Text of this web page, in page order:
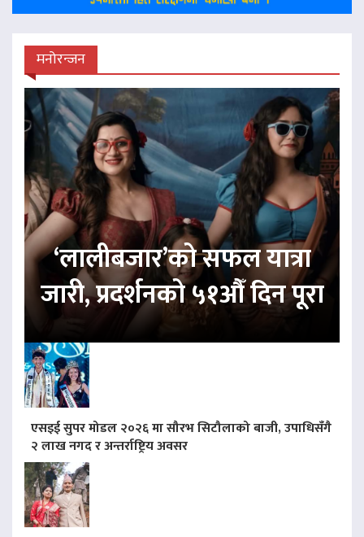
मनोरन्जन
‘लालीबजार’को सफल यात्रा
जारी, प्रदर्शनको ५१औँ दिन पूरा
एसइई सुपर मोडल २०२६ मा सौरभ सिटौलाको बाजी, उपाधिसँगै
२ लाख नगद र अन्तर्राष्ट्रिय अवसर